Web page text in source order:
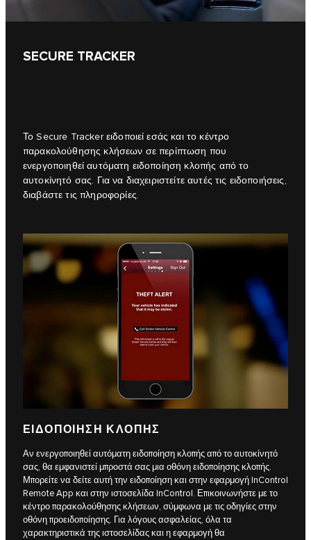
SECURE TRACKER
Το Secure Tracker ειδοποιεί εσάς και το κέντρο
παρακολούθησης κλήσεων σε περίπτωση που
ενεργοποιηθεί αυτόματη ειδοποίηση κλοπής από το
αυτοκίνητό σας. Για να διαχειριστείτε αυτές τις ειδοποιήσεις,
διαβάστε τις πληροφορίες.
ΕΙΔΟΠΟΙΗΣΗ ΚΛΟΠΗΣ
Αν ενεργοποιηθεί αυτόματη ειδοποίηση κλοπής από το αυτοκίνητό
σας, θα εμφανιστεί μπροστά σας μια οθόνη ειδοποίησης κλοπής.
Μπορείτε να δείτε αυτή την ειδοποίηση και στην εφαρμογή InControl
Remote App και στην ιστοσελίδα InControl. Επικοινωνήστε με το
κέντρο παρακολούθησης κλήσεων, σύμφωνα με τις οδηγίες στην
οθόνη προειδοποίησης. Για λόγους ασφαλείας, όλα τα
χαρακτηριστικά της ιστοσελίδας και η εφαρμογή θα